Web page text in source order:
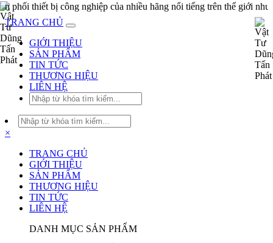
phối thiết bị công nghiệp của nhiều hãng nổi tiếng trên thế
TRANG CHỦ
GIỚI THIỆU
SẢN PHẨM
TIN TỨC
THƯƠNG HIỆU
LIÊN HỆ
×
TRANG CHỦ
GIỚI THIỆU
SẢN PHẨM
THƯƠNG HIỆU
TIN TỨC
LIÊN HỆ
DANH MỤC SẢN PHẨM